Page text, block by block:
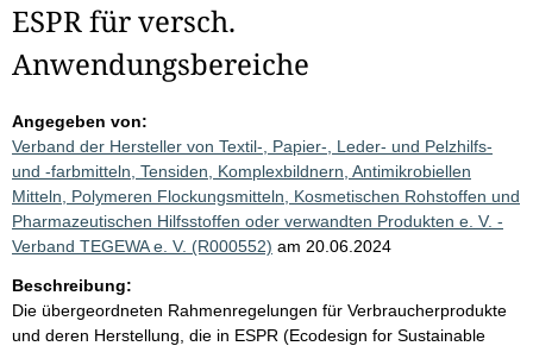
ESPR für versch.
Anwendungsbereiche
Angegeben von:
Verband der Hersteller von Textil-, Papier-, Leder- und Pelzhilfs-
und -farbmitteln, Tensiden, Komplexbildnern, Antimikrobiellen
Mitteln, Polymeren Flockungsmitteln, Kosmetischen Rohstoffen und
Pharmazeutischen Hilfsstoffen oder verwandten Produkten e. V. -
Verband TEGEWA e. V. (R000552) am 20.06.2024
Beschreibung:
Die übergeordneten Rahmenregelungen für Verbraucherprodukte
und deren Herstellung, die in ESPR (Ecodesign for Sustainable